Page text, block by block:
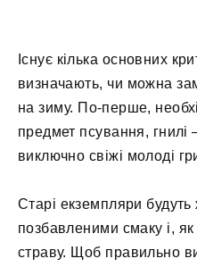
Існує кілька основних
визначають, чи можна
на зиму. По-перше,
предмет псування,
виключно свіжі молоді
Старі екземпляри будуть
позбавленими смаку і, як
страву. Щоб правильно